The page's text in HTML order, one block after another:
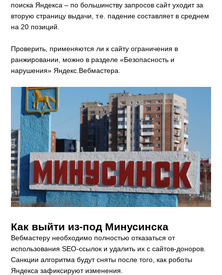
поиска Яндекса – по большинству запросов сайт уходит за
вторую страницу выдачи, т.е. падение составляет в среднем
на 20 позиций.
Проверить, применяются ли к сайту ограничения в
ранжировании, можно в разделе «Безопасность и
нарушения» Яндекс.Вебмастера.
Как выйти из-под Минусинска
Вебмастеру необходимо полностью отказаться от
использования SEO-ссылок и удалить их с сайтов-доноров.
Санкции алгоритма будут сняты после того, как роботы
Яндекса зафиксируют изменения.